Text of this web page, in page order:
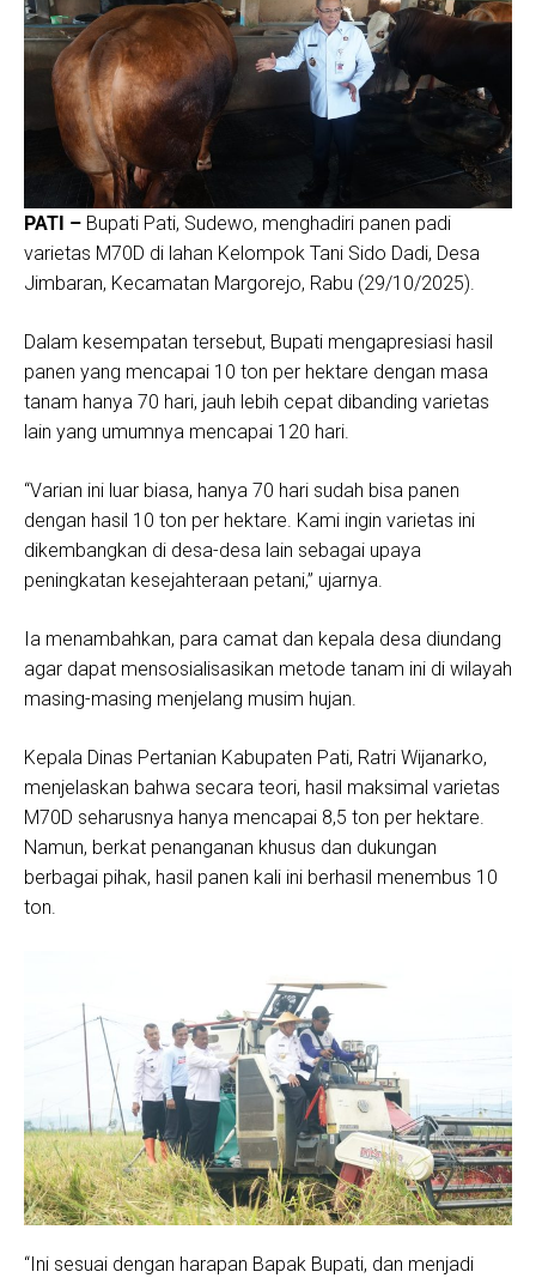
PATI – Bupati Pati, Sudewo, menghadiri panen padi
varietas M70D di lahan Kelompok Tani Sido Dadi, Desa
Jimbaran, Kecamatan Margorejo, Rabu (29/10/2025).
Dalam kesempatan tersebut, Bupati mengapresiasi hasil
panen yang mencapai 10 ton per hektare dengan masa
tanam hanya 70 hari, jauh lebih cepat dibanding varietas
lain yang umumnya mencapai 120 hari.
“Varian ini luar biasa, hanya 70 hari sudah bisa panen
dengan hasil 10 ton per hektare. Kami ingin varietas ini
dikembangkan di desa-desa lain sebagai upaya
peningkatan kesejahteraan petani,” ujarnya.
Ia menambahkan, para camat dan kepala desa diundang
agar dapat mensosialisasikan metode tanam ini di wilayah
masing-masing menjelang musim hujan.
Kepala Dinas Pertanian Kabupaten Pati, Ratri Wijanarko,
menjelaskan bahwa secara teori, hasil maksimal varietas
M70D seharusnya hanya mencapai 8,5 ton per hektare.
Namun, berkat penanganan khusus dan dukungan
berbagai pihak, hasil panen kali ini berhasil menembus 10
ton.
“Ini sesuai dengan harapan Bapak Bupati, dan menjadi